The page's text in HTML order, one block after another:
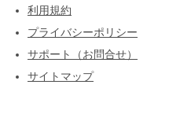
利用規約
プライバシーポリシー
サポート（お問合せ）
サイトマップ